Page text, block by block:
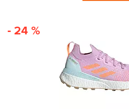
- 24 %